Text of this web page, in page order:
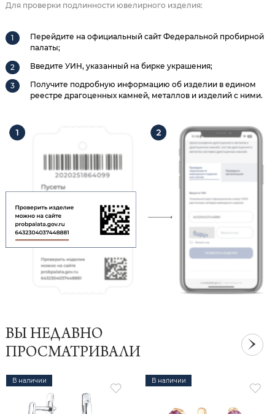
Для проверки подлинности ювелирного изделия:
Перейдите на официальный сайт Федеральной пробирной
палаты;
Введите УИН, указанный на бирке украшения;
Получите подробную информацию об изделии в едином
реестре драгоценных камней, металлов и изделий с ними.
ВЫ НЕДАВНО
ПРОСМАТРИВАЛИ
В наличии В наличии